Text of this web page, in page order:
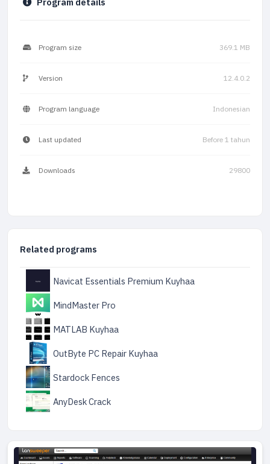
Program size 369.1 MB
Version 12.4.0.2
Program language Indonesian
Last updated Before 1 tahun
Downloads 29800
Related programs
Navicat Essentials Premium Kuyhaa
MindMaster Pro
MATLAB Kuyhaa
OutByte PC Repair Kuyhaa
Stardock Fences
AnyDesk Crack